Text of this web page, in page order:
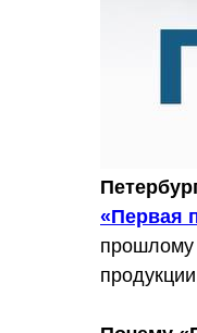
«Первая
прошлому